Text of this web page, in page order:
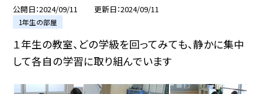
公開日 2024/09/11 更新日 2024/09/11
1年生の部屋
１年生の教室、どの学級を回ってみても、静かに集中
して各自の学習に取り組んでいます